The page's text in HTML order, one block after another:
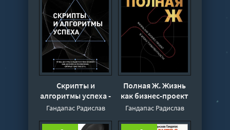
Скрипты и
алгоритмы успеха -
Радислав Гандапас
Гандапас Радислав
Полная Ж. Жизнь
как бизнес-проект
в эпоху
Радислав Гандапас
Гандапас Радислав